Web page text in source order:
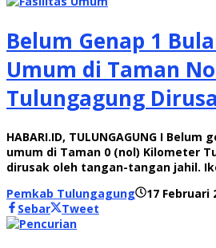
Belum Genap 1
Umum di Taman
Tulungagung
HABARI.ID, TULUNGAGUNG I
umum di Taman 0 (nol) Kilometer
dirusak oleh tangan-tangan jahil.
Pemkab Tulungagung
17 Februari
Sebar
Tweet